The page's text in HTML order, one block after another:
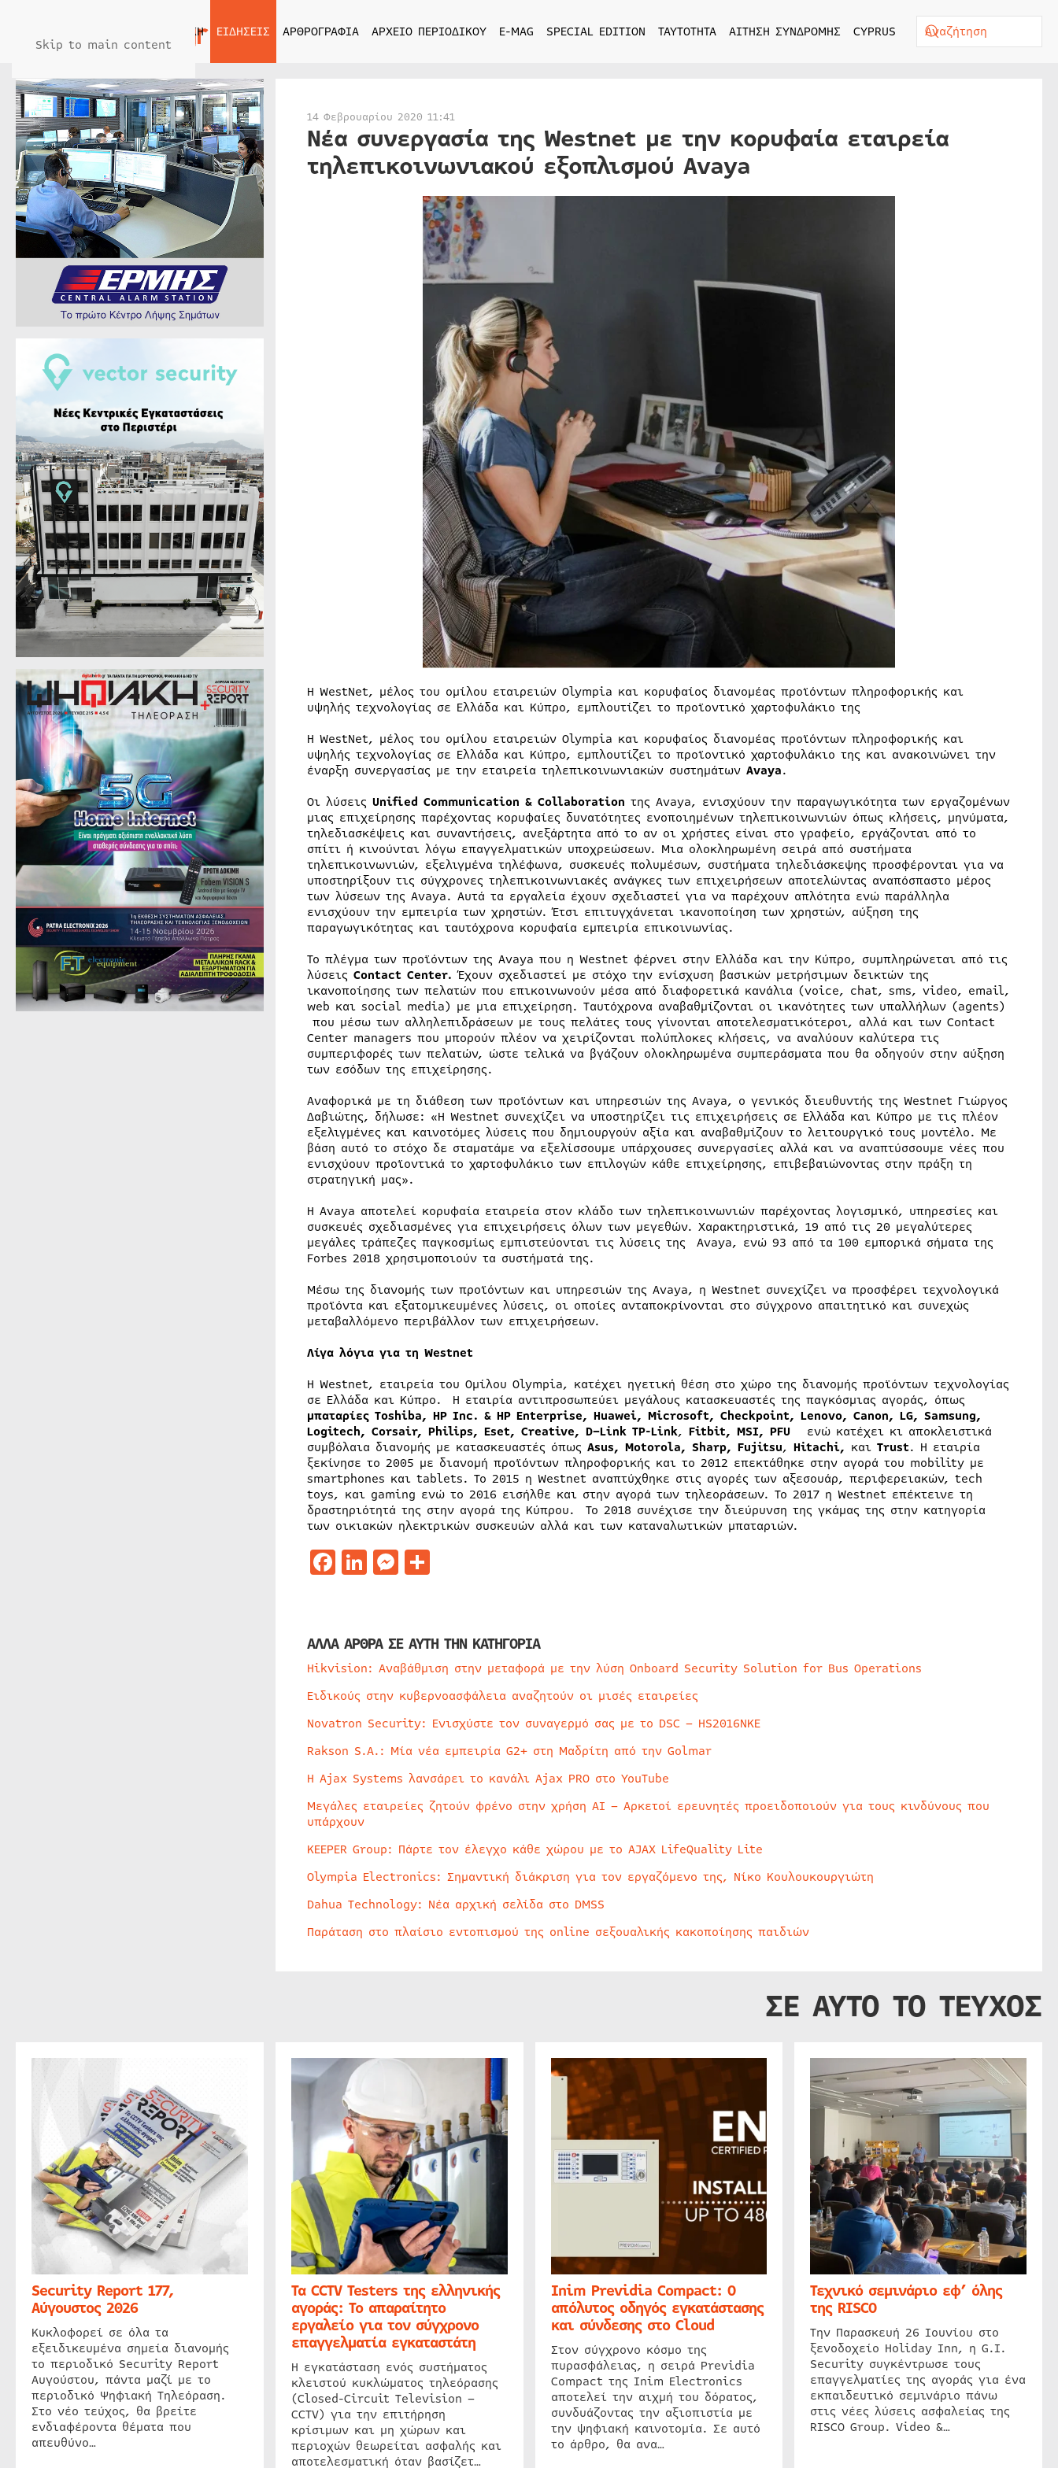
Skip to main content
ΑΡΧΙΚΗ ΕΙΔΗΣΕΙΣ ΑΡΘΡΟΓΡΑΦΙΑ ΑΡΧΕΙΟ ΠΕΡΙΟΔΙΚΟΥ E-MAG SPECIAL EDITION ΤΑΥΤΟΤΗΤΑ ΑΙΤΗΣΗ ΣΥΝΔΡΟΜΗΣ CYPRUS
14 Φεβρουαρίου 2020 11:41
Νέα συνεργασία της Westnet με την κορυφαία εταιρεία
τηλεπικοινωνιακού εξοπλισμού Avaya
Η WestNet, μέλος του ομίλου εταιρειών Olympia και κορυφαίος διανομέας προϊόντων πληροφορικής και
υψηλής τεχνολογίας σε Ελλάδα και Κύπρο, εμπλουτίζει το προϊοντικό χαρτοφυλάκιο της
Η WestNet, μέλος του ομίλου εταιρειών Olympia και κορυφαίος διανομέας προϊόντων πληροφορικής και
υψηλής τεχνολογίας σε Ελλάδα και Κύπρο, εμπλουτίζει το προϊοντικό χαρτοφυλάκιο της και ανακοινώνει την
έναρξη συνεργασίας με την εταιρεία τηλεπικοινωνιακών συστημάτων Avaya.
Οι λύσεις Unified Communication & Collaboration της Avaya, ενισχύουν την παραγωγικότητα των εργαζομένων
μιας επιχείρησης παρέχοντας κορυφαίες δυνατότητες ενοποιημένων τηλεπικοινωνιών όπως κλήσεις, μηνύματα,
τηλεδιασκέψεις και συναντήσεις, ανεξάρτητα από το αν οι χρήστες είναι στο γραφείο, εργάζονται από το
σπίτι ή κινούνται λόγω επαγγελματικών υποχρεώσεων. Μια ολοκληρωμένη σειρά από συστήματα
τηλεπικοινωνιών, εξελιγμένα τηλέφωνα, συσκευές πολυμέσων, συστήματα τηλεδιάσκεψης προσφέρονται για να
υποστηρίξουν τις σύγχρονες τηλεπικοινωνιακές ανάγκες των επιχειρήσεων αποτελώντας αναπόσπαστο μέρος
των λύσεων της Avaya. Αυτά τα εργαλεία έχουν σχεδιαστεί για να παρέχουν απλότητα ενώ παράλληλα
ενισχύουν την εμπειρία των χρηστών. Έτσι επιτυγχάνεται ικανοποίηση των χρηστών, αύξηση της
παραγωγικότητας και ταυτόχρονα κορυφαία εμπειρία επικοινωνίας.
Το πλέγμα των προϊόντων της Avaya που η Westnet φέρνει στην Ελλάδα και την Κύπρο, συμπληρώνεται από τις
λύσεις Contact Center.Έχουν σχεδιαστεί με στόχο την ενίσχυση βασικών μετρήσιμων δεικτών της
ικανοποίησης των πελατών που επικοινωνούν μέσα από διαφορετικά κανάλια (voice, chat, sms, video, email,
web και social media) με μια επιχείρηση. Ταυτόχρονα αναβαθμίζονται οι ικανότητες των υπαλλήλων (agents)
που μέσω των αλληλεπιδράσεων με τους πελάτες τους γίνονται αποτελεσματικότεροι, αλλά και των Contact
Center managers που μπορούν πλέον να χειρίζονται πολύπλοκες κλήσεις, να αναλύουν καλύτερα τις
συμπεριφορές των πελατών, ώστε τελικά να βγάζουν ολοκληρωμένα συμπεράσματα που θα οδηγούν στην αύξηση
των εσόδων της επιχείρησης.
Αναφορικά με τη διάθεση των προϊόντων και υπηρεσιών της Avaya, ο γενικός διευθυντής της Westnet Γιώργος
Δαβιώτης, δήλωσε: «Η Westnet συνεχίζει να υποστηρίζει τις επιχειρήσεις σε Ελλάδα και Κύπρο με τις πλέον
εξελιγμένες και καινοτόμες λύσεις που δημιουργούν αξία και αναβαθμίζουν το λειτουργικό τους μοντέλο. Με
βάση αυτό το στόχο δε σταματάμε να εξελίσσουμε υπάρχουσες συνεργασίες αλλά και να αναπτύσσουμε νέες που
ενισχύουν προϊοντικά το χαρτοφυλάκιο των επιλογών κάθε επιχείρησης, επιβεβαιώνοντας στην πράξη τη
στρατηγική μας».
Η Avaya αποτελεί κορυφαία εταιρεία στον κλάδο των τηλεπικοινωνιών παρέχοντας λογισμικό, υπηρεσίες και
συσκευές σχεδιασμένες για επιχειρήσεις όλων των μεγεθών. Χαρακτηριστικά, 19 από τις 20 μεγαλύτερες
μεγάλες τράπεζες παγκοσμίως εμπιστεύονται τις λύσεις της Avaya, ενώ 93 από τα 100 εμπορικά σήματα της
Forbes 2018 χρησιμοποιούν τα συστήματά της.
Μέσω της διανομής των προϊόντων και υπηρεσιών της Avaya, η Westnet συνεχίζει να προσφέρει τεχνολογικά
προϊόντα και εξατομικευμένες λύσεις, οι οποίες ανταποκρίνονται στο σύγχρονο απαιτητικό και συνεχώς
μεταβαλλόμενο περιβάλλον των επιχειρήσεων.
Λίγα λόγια για τη Westnet
Η Westnet, εταιρεία του Ομίλου Olympia, κατέχει ηγετική θέση στο χώρο της διανομής προϊόντων τεχνολογίας
σε Ελλάδα και Κύπρο. Η εταιρία αντιπροσωπεύει μεγάλους κατασκευαστές της παγκόσμιας αγοράς, όπως
μπαταρίες Toshiba, HP Inc. &HP Enterprise, Huawei, Microsoft, Checkpoint, Lenovo, Canon, LG, Samsung,
Logitech, Corsair, Philips, Eset, Creative, D–Link TP-Link, Fitbit, MSI, PFU ενώ κατέχει κι αποκλειστικά
συμβόλαια διανομής με κατασκευαστές όπως Asus, Motorola, Sharp, Fujitsu, Hitachi, και Trust. Η εταιρία
ξεκίνησε το 2005 με διανομή προϊόντων πληροφορικής και το 2012 επεκτάθηκε στην αγορά του mobility με
smartphones και tablets. Το 2015 η Westnet αναπτύχθηκε στις αγορές των αξεσουάρ, περιφερειακών, tech
toys, και gaming ενώ το 2016 εισήλθε και στην αγορά των τηλεοράσεων. Το 2017 η Westnet επέκτεινε τη
δραστηριότητά της στην αγορά της Κύπρου. Το 2018 συνέχισε την διεύρυνση της γκάμας της στην κατηγορία
των οικιακών ηλεκτρικών συσκευών αλλά και των καταναλωτικών μπαταριών.
Facebook
LinkedIn
Messenger
Μοιραστείτε
ΑΛΛΑ ΑΡΘΡΑ ΣΕ ΑΥΤΗ ΤΗΝ ΚΑΤΗΓΟΡΙΑ
Hikvision: Αναβάθμιση στην μεταφορά με την λύση Onboard Security Solution for Bus Operations
Ειδικούς στην κυβερνοασφάλεια αναζητούν οι μισές εταιρείες
Novatron Security: Ενισχύστε τον συναγερμό σας με το DSC – HS2016NKE
Rakson S.A.: Μία νέα εμπειρία G2+ στη Μαδρίτη από την Golmar
Η Ajax Systems λανσάρει το κανάλι Ajax PRO στο YouTube
Μεγάλες εταιρείες ζητούν φρένο στην χρήση AI – Αρκετοί ερευνητές προειδοποιούν για τους κινδύνους που
υπάρχουν
KEEPER Group: Πάρτε τον έλεγχο κάθε χώρου με το AJAX LifeQuality Lite
Olympia Electronics: Σημαντική διάκριση για τον εργαζόμενο της, Νίκο Κουλουκουργιώτη
Dahua Technology: Νέα αρχική σελίδα στο DMSS
Παράταση στο πλαίσιο εντοπισμού της online σεξουαλικής κακοποίησης παιδιών
ΣΕ ΑΥΤΟ ΤΟ ΤΕΥΧΟΣ
Security Report 177,
Αύγουστος 2026
Κυκλοφορεί σε όλα τα
εξειδικευμένα σημεία διανομής
το περιοδικό Security Report
Αυγούστου, πάντα μαζί με το
περιοδικό Ψηφιακή Τηλεόραση.
Στο νέο τεύχος, θα βρείτε
ενδιαφέροντα θέματα που
απευθύνο…
Τα CCTV Testers της ελληνικής
αγοράς: Το απαραίτητο
εργαλείο για τον σύγχρονο
επαγγελματία εγκαταστάτη
Η εγκατάσταση ενός συστήματος
κλειστού κυκλώματος τηλεόρασης
(Closed-Circuit Television –
CCTV) για την επιτήρηση
κρίσιμων και μη χώρων και
περιοχών θεωρείται ασφαλής και
αποτελεσματική όταν βασίζετ…
Inim Previdia Compact: Ο
απόλυτος οδηγός εγκατάστασης
και σύνδεσης στο Cloud
Στον σύγχρονο κόσμο της
πυρασφάλειας, η σειρά Previdia
Compact της Inim Electronics
αποτελεί την αιχμή του δόρατος,
συνδυάζοντας την αξιοπιστία με
την ψηφιακή καινοτομία. Σε αυτό
το άρθρο, θα ανα…
Τεχνικό σεμινάριο εφ’ όλης
της RISCO
Την Παρασκευή 26 Ιουνίου στο
ξενοδοχείο Holiday Inn, η G.I.
Security συγκέντρωσε τους
επαγγελματίες της αγοράς για ένα
εκπαιδευτικό σεμινάριο πάνω
στις νέες λύσεις ασφαλείας της
RISCO Group. Video &…